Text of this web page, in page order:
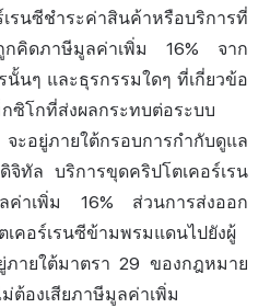
รนซีชำระค่าสินค้าหรือบริการที่
ถูกคิดภาษีมูลค่าเพิ่ม 16% จาก
นๆ และธุรกรรมใดๆ ที่เกี่ยวข้อ
กซิโกที่ส่งผลกระทบต่อระบบ
จะอยู่ภายใต้กรอบการกำกับดูแล
จิทัล บริการขุดคริปโตเคอร์เรน
ลค่าเพิ่ม 16% ส่วนการส่งออก
เคอร์เรนซีข้ามพรมแดนไปยังผู้
ายใต้มาตรา 29 ของกฎหมาย
ต้องเสียภาษีมูลค่าเพิ่ม